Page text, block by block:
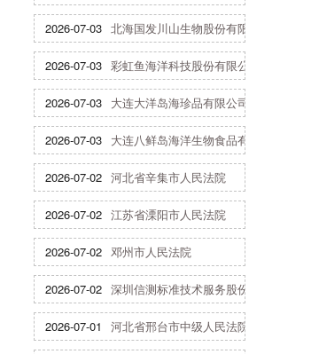
2026-07-03 北海国发川山生物股份有限公司
2026-07-03 彩虹鱼海洋科技股份有限公司
2026-07-03 大连大洋岛海珍品有限公司
2026-07-03 大连八鲜岛海洋生物食品有限公司
2026-07-02 河北省辛集市人民法院
2026-07-02 江苏省溧阳市人民法院
2026-07-02 邓州市人民法院
2026-07-02 深圳信测标准技术服务股份有限公司
2026-07-01 河北省邢台市中级人民法院